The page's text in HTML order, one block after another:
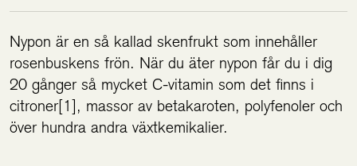
Nypon är en så kallad skenfrukt som innehåller
rosenbuskens frön. När du äter nypon får du i dig
20 gånger så mycket C-vitamin som det finns i
citroner[1], massor av betakaroten, polyfenoler och
över hundra andra växtkemikalier.